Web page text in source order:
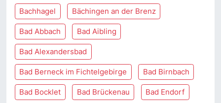
Bachhagel Bächingen an der Brenz
Bad Abbach Bad Aibling
Bad Alexandersbad
Bad Berneck im Fichtelgebirge Bad Birnbach
Bad Bocklet Bad Brückenau Bad Endorf